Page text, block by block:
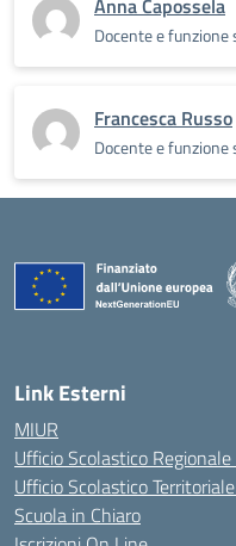
Anna Capossela
Docente e
Francesca Russo
Docente e
Link Esterni
MIUR
Ufficio Scolastico
Ufficio Scolastico
Scuola in Chiaro